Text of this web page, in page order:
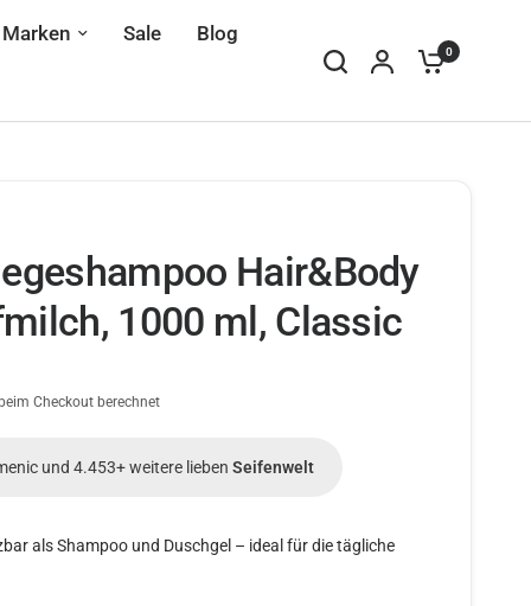
Marken Sale Blog
0
Hair&Body
1000 ml, Classic
Checkout berechnet
und 4.453+ weitere liebenSeifenwelt
als Shampoo und Duschgel – ideal für die tägliche